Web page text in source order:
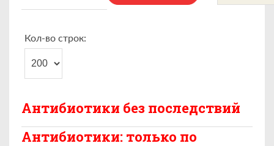
Кол-во строк:
Антибиотики без последствий
Антибиотики: только по